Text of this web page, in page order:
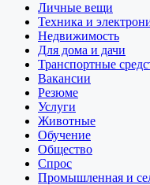
Личные вещи
Техника и
Недвижимость
Для дома и дачи
Транспортные
Вакансии
Резюме
Услуги
Животные
Обучение
Общество
Спрос
Промышленная и